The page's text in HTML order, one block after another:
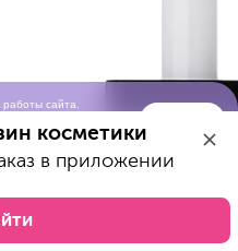
сайта.
косметики
в приложении